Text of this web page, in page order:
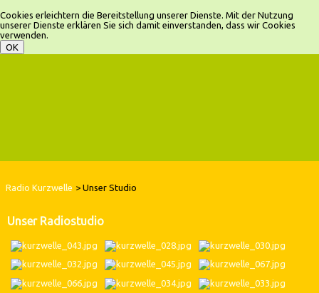
Cookies erleichtern die Bereitstellung unserer Dienste. Mit der Nutzung
unserer Dienste erklären Sie sich damit einverstanden, dass wir Cookies
verwenden.
Radio Kurzwelle Unser Studio
Unser Radiostudio